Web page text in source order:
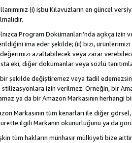
(i) işbu Kılavuzların en güncel
Program Dokümanları’nda açıkça
ima eder şekilde; (ii) bizi,
azaltabilecek veya zarar
eki, diğer dokümanlar veya sözlü
şekilde değiştiremez veya tadil
izin verilmez. Örneğin, bir
ya da bir Amazon Markasının herhangi
Markasının tüm kenarları ile diğer
ilgili Markanın okunurluğunu ya da
tüm hakların münhasır mülkiyeti bize